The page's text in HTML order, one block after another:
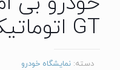
GT اتوماتیک سال 2016
دسته: نمایشگاه خودرو